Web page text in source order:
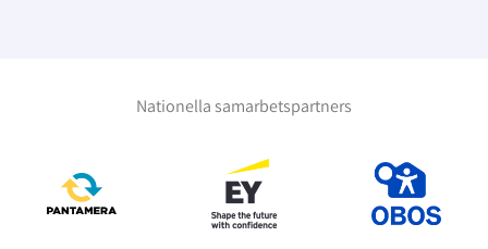
Nationella samarbetspartners